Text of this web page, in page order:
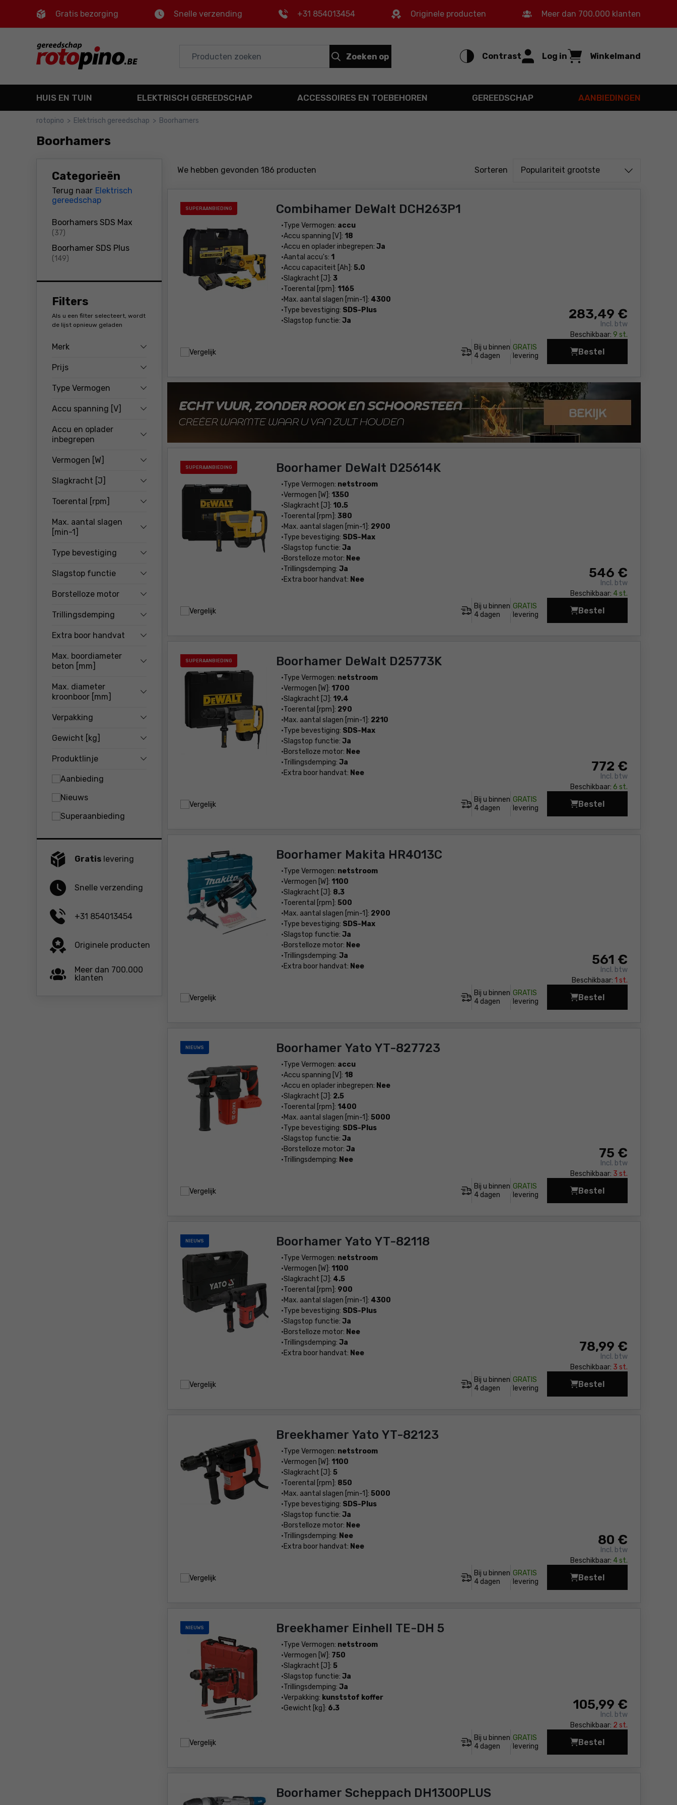
Control M
Hoofdmenu
Producten
Gratis bezorging Snelle verzending +31 854013454 Originele producten Meer dan 700.000 klanten
Zoeken op Contrast Log in Winkelmand
HUIS EN TUIN ELEKTRISCH GEREEDSCHAP ACCESSOIRES EN TOEBEHOREN GEREEDSCHAP AANBIEDINGEN
rotopino > Elektrisch gereedschap > Boorhamers
Boorhamers
Categorieën
Terug naar Elektrisch
gereedschap
Boorhamers SDS Max
(37)
Boorhamer SDS Plus
(149)
Filters
Als u een filter selecteert, wordt
de lijst opnieuw geladen
Merk
Prijs
Type Vermogen
Accu spanning [V]
Accu en oplader
inbegrepen
Vermogen [W]
Slagkracht [J]
Toerental [rpm]
Max. aantal slagen
[min-1]
Type bevestiging
Slagstop functie
Borstelloze motor
Trillingsdemping
Extra boor handvat
Max. boordiameter
beton [mm]
Max. diameter
kroonboor [mm]
Verpakking
Gewicht [kg]
Produktlinje
Aanbieding
Nieuws
Superaanbieding
Gratis levering
Snelle verzending
+31 854013454
Originele producten
Meer dan 700.000
klanten
We hebben gevonden 186 producten Sorteren Sorteren uit
Populariteit grootste
SUPERAANBIEDING Combihamer DeWalt DCH263P1
Type Vermogen: accu
Accu spanning [V]: 18
Accu en oplader inbegrepen: Ja
Aantal accu's: 1
Accu capaciteit [Ah]: 5.0
Slagkracht [J]: 3
Toerental [rpm]: 1165
Max. aantal slagen [min-1]: 4300
Type bevestiging: SDS-Plus
Slagstop functie: Ja 283,49 €
Incl. btw
Beschikbaar: 9 st.
Vergelijk
Bij u binnen
4 dagen
GRATIS
levering
Bestel
Combihamer DeWalt
SUPERAANBIEDING Boorhamer DeWalt D25614K
Type Vermogen: netstroom
Vermogen [W]: 1350
Slagkracht [J]: 10.5
Toerental [rpm]: 380
Max. aantal slagen [min-1]: 2900
Type bevestiging: SDS-Max
Slagstop functie: Ja
Borstelloze motor: Nee
Trillingsdemping: Ja
Extra boor handvat: Nee 546 €
Incl. btw
Beschikbaar: 4 st.
Vergelijk
Bij u binnen
4 dagen
GRATIS
levering
Bestel
Boorhamer DeWalt
SUPERAANBIEDING Boorhamer DeWalt D25773K
Type Vermogen: netstroom
Vermogen [W]: 1700
Slagkracht [J]: 19.4
Toerental [rpm]: 290
Max. aantal slagen [min-1]: 2210
Type bevestiging: SDS-Max
Slagstop functie: Ja
Borstelloze motor: Nee
Trillingsdemping: Ja
Extra boor handvat: Nee 772 €
Incl. btw
Beschikbaar: 6 st.
Vergelijk
Bij u binnen
4 dagen
GRATIS
levering
Bestel
Boorhamer DeWalt
Boorhamer Makita HR4013C
Type Vermogen: netstroom
Vermogen [W]: 1100
Slagkracht [J]: 8.3
Toerental [rpm]: 500
Max. aantal slagen [min-1]: 2900
Type bevestiging: SDS-Max
Slagstop functie: Ja
Borstelloze motor: Nee
Trillingsdemping: Ja
Extra boor handvat: Nee 561 €
Incl. btw
Beschikbaar: 1 st.
Vergelijk
Bij u binnen
4 dagen
GRATIS
levering
Bestel
Boorhamer Makita
NIEUWS Boorhamer Yato YT-827723
Type Vermogen: accu
Accu spanning [V]: 18
Accu en oplader inbegrepen: Nee
Slagkracht [J]: 2.5
Toerental [rpm]: 1400
Max. aantal slagen [min-1]: 5000
Type bevestiging: SDS-Plus
Slagstop functie: Ja
Borstelloze motor: Ja
Trillingsdemping: Nee 75 €
Incl. btw
Beschikbaar: 3 st.
Vergelijk
Bij u binnen
4 dagen
GRATIS
levering
Bestel
Boorhamer Yato YT-
NIEUWS Boorhamer Yato YT-82118
Type Vermogen: netstroom
Vermogen [W]: 1100
Slagkracht [J]: 4.5
Toerental [rpm]: 900
Max. aantal slagen [min-1]: 4300
Type bevestiging: SDS-Plus
Slagstop functie: Ja
Borstelloze motor: Nee
Trillingsdemping: Ja
Extra boor handvat: Nee 78,99 €
Incl. btw
Beschikbaar: 3 st.
Vergelijk
Bij u binnen
4 dagen
GRATIS
levering
Bestel
Boorhamer Yato YT-
Breekhamer Yato YT-82123
Type Vermogen: netstroom
Vermogen [W]: 1100
Slagkracht [J]: 5
Toerental [rpm]: 850
Max. aantal slagen [min-1]: 5000
Type bevestiging: SDS-Plus
Slagstop functie: Ja
Borstelloze motor: Nee
Trillingsdemping: Nee
Extra boor handvat: Nee 80 €
Incl. btw
Beschikbaar: 4 st.
Vergelijk
Bij u binnen
4 dagen
GRATIS
levering
Bestel
Breekhamer Yato
NIEUWS Breekhamer Einhell TE-DH 5
Type Vermogen: netstroom
Vermogen [W]: 750
Slagkracht [J]: 5
Slagstop functie: Ja
Trillingsdemping: Ja
Verpakking: kunststof koffer
Gewicht [kg]: 6.3 105,99 €
Incl. btw
Beschikbaar: 2 st.
Vergelijk
Bij u binnen
4 dagen
GRATIS
levering
Bestel
Breekhamer Einhell
Boorhamer Scheppach DH1300PLUS